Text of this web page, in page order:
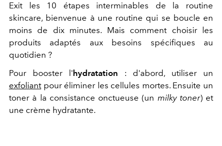
Exit les 10 étapes interminables de la routine
skincare, bienvenue à une routine qui se boucle en
moins de dix minutes. Mais comment choisir les
produits adaptés aux besoins spécifiques au
quotidien ?
Pour booster
l' hydratation
: d'abord, utiliser un
exfoliantpour éliminer les cellules mortes. Ensuite un
toner à la consistance onctueuse (un milky toner) et
une crème hydratante.